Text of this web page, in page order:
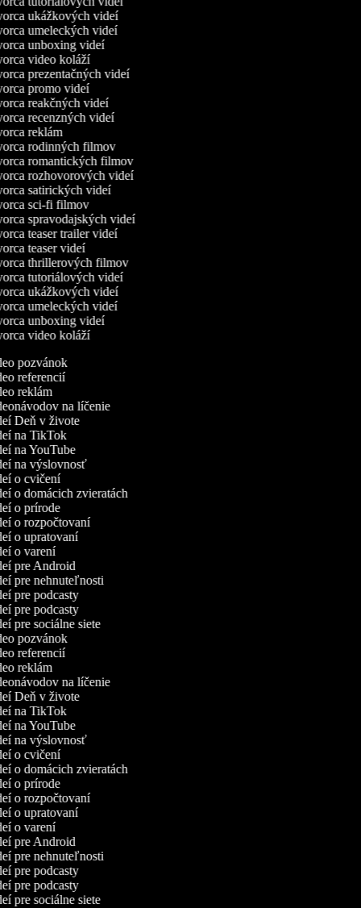
ukážkových videí
umeleckých videí
unboxing videí
video koláží
prezentačných videí
promo videí
reakčných videí
recenzných videí
reklám
rodinných filmov
romantických filmov
rozhovorových videí
satirických videí
sci-fi filmov
spravodajských videí
teaser trailer videí
teaser videí
thrillerových filmov
tutoriálových videí
ukážkových videí
umeleckých videí
unboxing videí
video koláží
pozvánok
referencií
reklám
na líčenie
Deň v živote
na TikTok
na YouTube
na výslovnosť
o cvičení
o domácich zvieratách
o prírode
o rozpočtovaní
o upratovaní
o varení
pre Android
pre nehnuteľnosti
pre podcasty
pre podcasty
pre sociálne siete
pozvánok
referencií
reklám
na líčenie
Deň v živote
na TikTok
na YouTube
na výslovnosť
o cvičení
o domácich zvieratách
o prírode
o rozpočtovaní
o upratovaní
o varení
pre Android
pre nehnuteľnosti
pre podcasty
pre podcasty
pre sociálne siete